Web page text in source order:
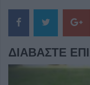
ΔΙΑΒΆΣΤΕ